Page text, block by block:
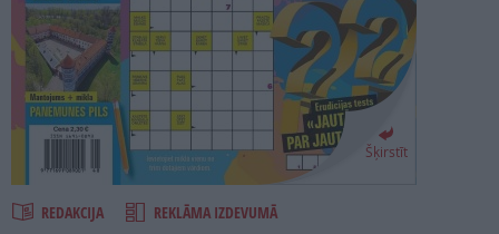
SEARCH
Šķirstīt
REDAKCIJA REKLĀMA IZDEVUMĀ